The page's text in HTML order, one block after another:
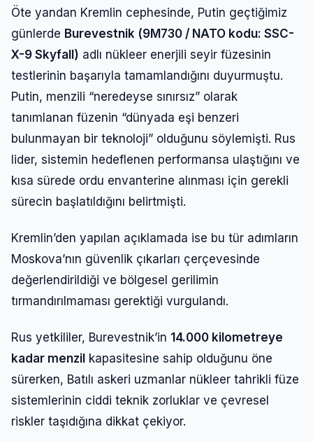
Öte yandan Kremlin cephesinde, Putin geçtiğimiz
günlerde Burevestnik (9M730 / NATO kodu: SSC-
X-9 Skyfall) adlı nükleer enerjili seyir füzesinin
testlerinin başarıyla tamamlandığını duyurmuştu.
Putin, menzili “neredeyse sınırsız” olarak
tanımlanan füzenin “dünyada eşi benzeri
bulunmayan bir teknoloji” olduğunu söylemişti. Rus
lider, sistemin hedeflenen performansa ulaştığını ve
kısa sürede ordu envanterine alınması için gerekli
sürecin başlatıldığını belirtmişti.
Kremlin’den yapılan açıklamada ise bu tür adımların
Moskova’nın güvenlik çıkarları çerçevesinde
değerlendirildiği ve bölgesel gerilimin
tırmandırılmaması gerektiği vurgulandı.
Rus yetkililer, Burevestnik’in 14.000 kilometreye
kadar menzil kapasitesine sahip olduğunu öne
sürerken, Batılı askeri uzmanlar nükleer tahrikli füze
sistemlerinin ciddi teknik zorluklar ve çevresel
riskler taşıdığına dikkat çekiyor.
Şifre
Beni Hatırla Şifremi Unuttum